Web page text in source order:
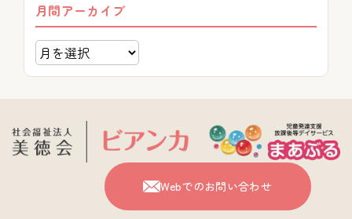
月間アーカイブ
Webでのお問い合わせ